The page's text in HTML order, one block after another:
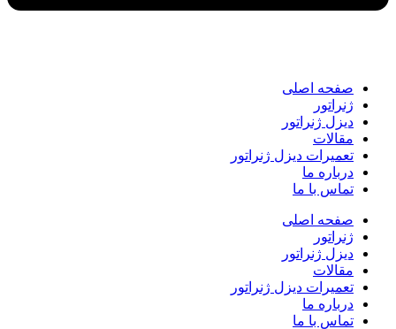
صفحه اصلی
ژنراتور
دیزل ژنراتور
مقالات
تعمیرات دیزل ژنراتور
درباره ما
تماس با ما
صفحه اصلی
ژنراتور
دیزل ژنراتور
مقالات
تعمیرات دیزل ژنراتور
درباره ما
تماس با ما